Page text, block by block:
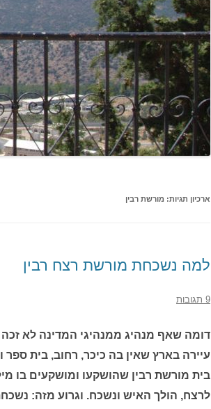
ארכיון תגיות: מורשת רבין
למה נשכחת מורשת רצח רבין
9 תגובות
דומה שאף מנהיג ממנהיגי המדינה לא זכה
עיירה בארץ שאין בה כיכר, רחוב, בית
בית מורשת רבין שהושקעו ומושקעים בו
לרצח, הולך האיש ונשכח. וגרוע מזה: